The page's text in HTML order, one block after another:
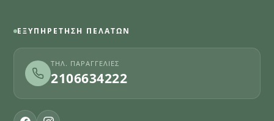
ΕΞΥΠΗΡΈΤΗΣΗ ΠΕΛΑΤΏΝ
ΤΗΛ. ΠΑΡΑΓΓΕΛΊΕΣ
2106634222